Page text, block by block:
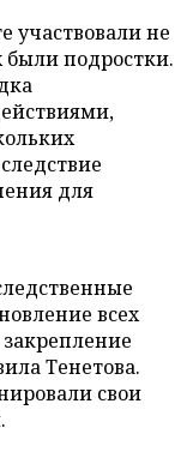
участвовали не
были подростки.
для
всех
Тенетова.
свои